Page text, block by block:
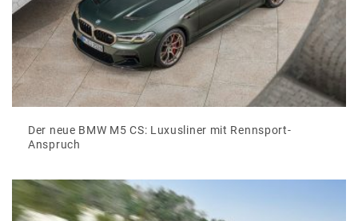
Der neue BMW M5 CS: Luxusliner mit Rennsport-
Anspruch